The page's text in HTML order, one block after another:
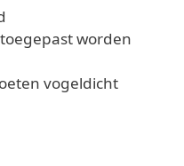
worden
vogeldicht